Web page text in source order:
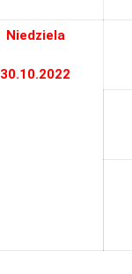
Niedziela
30.10.2022